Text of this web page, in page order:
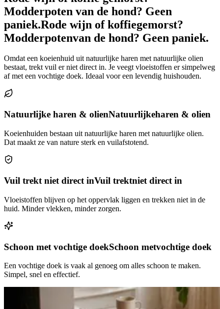
Modderpoten van de hond? Geen
paniek.Rode wijn of koffiegemorst?
Modderpotenvan de hond? Geen paniek.
Omdat een koeienhuid uit natuurlijke haren met natuurlijke olien
bestaat, trekt vuil er niet direct in. Je veegt vloeistoffen er simpelweg
af met een vochtige doek. Ideaal voor een levendig huishouden.
Natuurlijke haren & olienNatuurlijkeharen & olien
Koeienhuiden bestaan uit natuurlijke haren met natuurlijke olien.
Dat maakt ze van nature sterk en vuilafstotend.
Vuil trekt niet direct inVuil trektniet direct in
Vloeistoffen blijven op het oppervlak liggen en trekken niet in de
huid. Minder vlekken, minder zorgen.
Schoon met vochtige doekSchoon metvochtige doek
Een vochtige doek is vaak al genoeg om alles schoon te maken.
Simpel, snel en effectief.